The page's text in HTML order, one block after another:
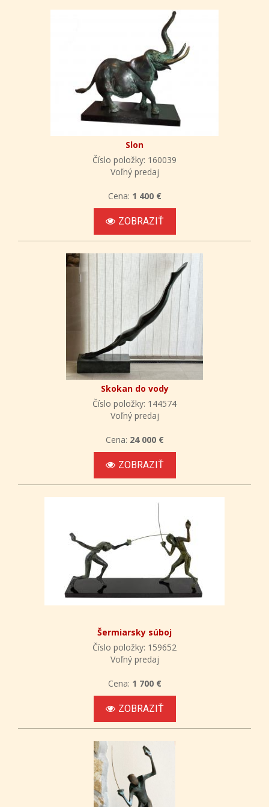
Slon
Číslo položky: 160039
Voľný predaj
Cena: 1 400 €
ZOBRAZIŤ
Skokan do vody
Číslo položky: 144574
Voľný predaj
Cena: 24 000 €
ZOBRAZIŤ
Šermiarsky súboj
Číslo položky: 159652
Voľný predaj
Cena: 1 700 €
ZOBRAZIŤ